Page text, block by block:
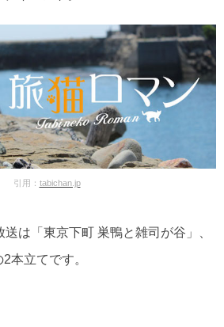
引用： tabichan.jp
は「東京下町 巣鴨と雑司が谷」、
本立てです。